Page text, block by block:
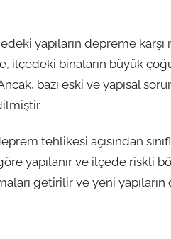
yapıların depreme karşı
ilçedeki binaların büyük
bazı eski ve yapısal
tehlikesi açısından
yapılanır ve ilçede riskli
getirilir ve yeni yapıların